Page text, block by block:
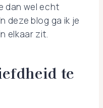
dan wel echt
deze blog ga ik je
elkaar zit.
te